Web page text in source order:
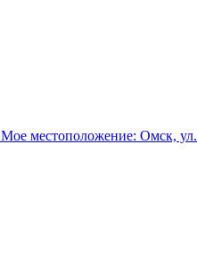
Мое местоположение: Омск,